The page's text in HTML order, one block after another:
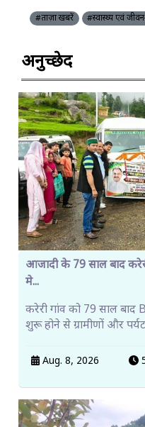
#ताज़ा खबरें #स्वास्थ्य एवं
अनुच्छेद
आजादी के 79 साल बाद
मे...
करेरी गांव को 79 साल बाद
शुरू होने से ग्रामीणों और
Aug. 8, 2026